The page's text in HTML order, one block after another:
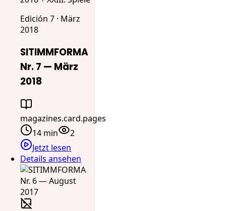
Edición 7 · März
2018
SITIMMFORMA
Nr. 7 — März
2018
magazines.card.pages
14 min
2
Jetzt lesen
Details ansehen